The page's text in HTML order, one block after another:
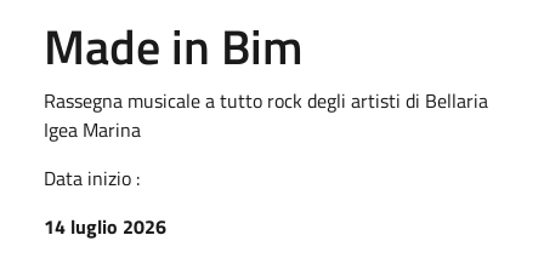
Made in Bim
Rassegna musicale a tutto rock degli artisti di Bellaria
Igea Marina
Data inizio :
14 luglio 2026